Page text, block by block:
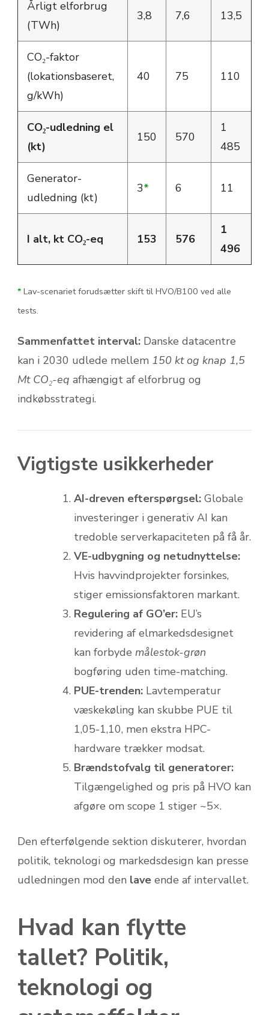
Årligt elforbrug
(TWh)
3,8 7,6 13,5
CO₂-faktor
(lokationsbaseret,
g/kWh)
40 75 110
CO₂-udledning el
(kt)
150 570
1
485
Generator-
udledning (kt)
3* 6 11
I alt, kt CO₂-eq 153 576
1
496
* Lav-scenariet forudsætter skift til HVO/B100 ved alle
tests.
Sammenfattet interval: Danske datacentre
kan i 2030 udlede mellem 150 kt og knap 1,5
Mt CO₂-eq afhængigt af elforbrug og
indkøbsstrategi.
Vigtigste usikkerheder
AI-dreven efterspørgsel: Globale
investeringer i generativ AI kan
tredoble serverkapaciteten på få år.
VE-udbygning og netudnyttelse:
Hvis havvindprojekter forsinkes,
stiger emissionsfaktoren markant.
Regulering af GO’er: EU’s
revidering af elmarkedsdesignet
kan forbyde målestok-grøn
bogføring uden time-matching.
PUE-trenden: Lavtemperatur
væskekøling kan skubbe PUE til
1,05-1,10, men ekstra HPC-
hardware trækker modsat.
Brændstofvalg til generatorer:
Tilgængelighed og pris på HVO kan
afgøre om scope 1 stiger ~5×.
Den efterfølgende sektion diskuterer, hvordan
politik, teknologi og markedsdesign kan presse
udledningen mod den lave ende af intervallet.
Hvad kan flytte
tallet? Politik,
teknologi og